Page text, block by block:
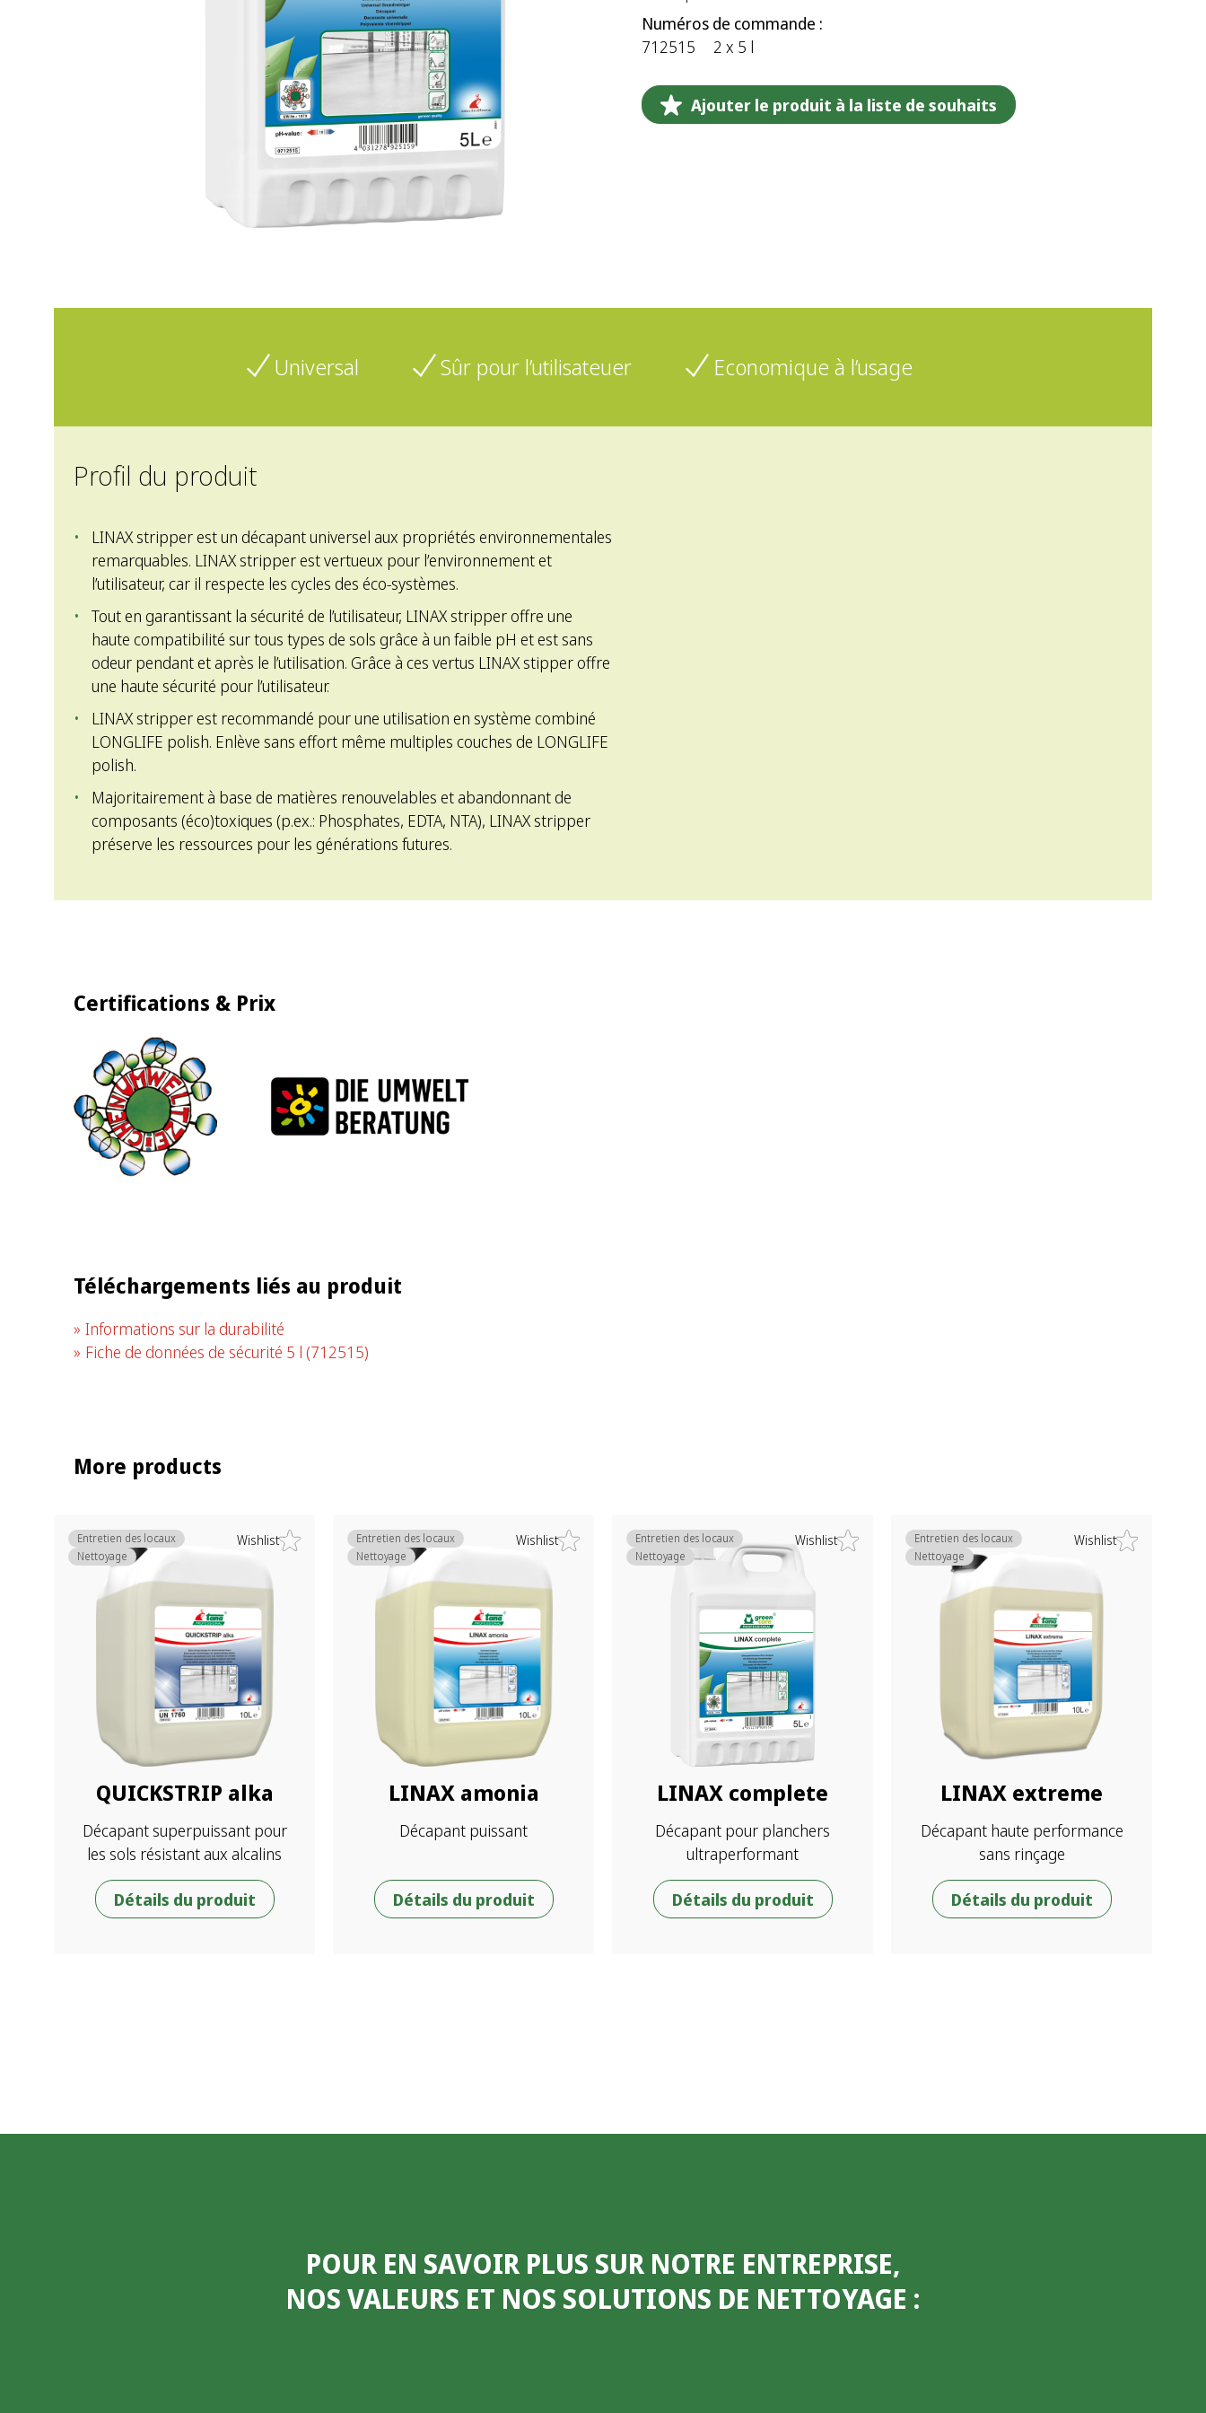
Numéros de commande :
712515
2 x 5 l
Ajouter le produit à la liste de souhaits
Universal Sûr pour l’utilisateuer Economique à l’usage
Profil du produit
LINAX stripper est un décapant universel aux propriétés environnementales
remarquables. LINAX stripper est vertueux pour l’environnement et
l’utilisateur, car il respecte les cycles des éco-systèmes.
Tout en garantissant la sécurité de l’utilisateur, LINAX stripper offre une
haute compatibilité sur tous types de sols grâce à un faible pH et est sans
odeur pendant et après le l’utilisation. Grâce à ces vertus LINAX stipper offre
une haute sécurité pour l’utilisateur.
LINAX stripper est recommandé pour une utilisation en système combiné
LONGLIFE polish. Enlève sans effort même multiples couches de LONGLIFE
polish.
Majoritairement à base de matières renouvelables et abandonnant de
composants (éco)toxiques (p.ex.: Phosphates, EDTA, NTA), LINAX stripper
préserve les ressources pour les générations futures.
Certifications & Prix
Téléchargements liés au produit
Informations sur la durabilité
Fiche de données de sécurité 5 l (712515)
More products
Wishlist
QUICKSTRIP alka
Décapant superpuissant pour
les sols résistant aux alcalins
Entretien des locaux
Nettoyage
Détails du produit
Wishlist
LINAX amonia
Décapant puissant
Entretien des locaux
Nettoyage
Détails du produit
Wishlist
LINAX complete
Décapant pour planchers
ultraperformant
Entretien des locaux
Nettoyage
Détails du produit
Wishlist
LINAX extreme
Décapant haute performance
sans rinçage
Entretien des locaux
Nettoyage
Détails du produit
POUR EN SAVOIR PLUS SUR NOTRE ENTREPRISE,
NOS VALEURS ET NOS SOLUTIONS DE NETTOYAGE :